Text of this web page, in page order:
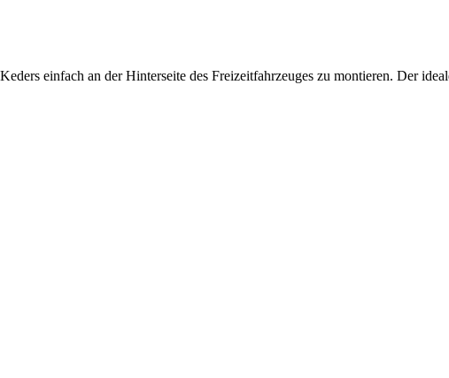
einfach an der Hinterseite des Freizeitfahrzeuges zu montieren. Der